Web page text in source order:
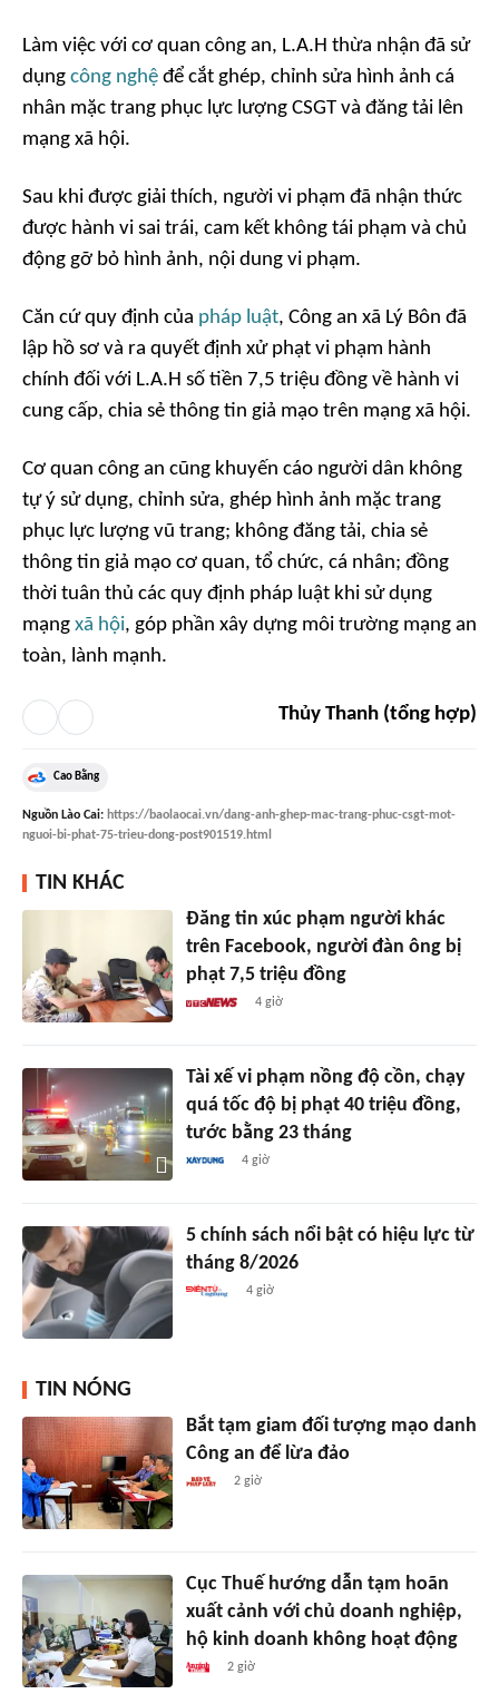
Làm việc với cơ quan công an, L.A.H thừa nhận đã sử
dụng công nghệ để cắt ghép, chỉnh sửa hình ảnh cá
nhân mặc trang phục lực lượng CSGT và đăng tải lên
mạng xã hội.
Sau khi được giải thích, người vi phạm đã nhận thức
được hành vi sai trái, cam kết không tái phạm và chủ
động gỡ bỏ hình ảnh, nội dung vi phạm.
Căn cứ quy định của pháp luật, Công an xã Lý Bôn đã
lập hồ sơ và ra quyết định xử phạt vi phạm hành
chính đối với L.A.H số tiền 7,5 triệu đồng về hành vi
cung cấp, chia sẻ thông tin giả mạo trên mạng xã hội.
Cơ quan công an cũng khuyến cáo người dân không
tự ý sử dụng, chỉnh sửa, ghép hình ảnh mặc trang
phục lực lượng vũ trang; không đăng tải, chia sẻ
thông tin giả mạo cơ quan, tổ chức, cá nhân; đồng
thời tuân thủ các quy định pháp luật khi sử dụng
mạng xã hội, góp phần xây dựng môi trường mạng an
toàn, lành mạnh.
Thủy Thanh (tổng hợp)
Cao Bằng
Nguồn Lào Cai: https://baolaocai.vn/dang-anh-ghep-mac-trang-phuc-csgt-mot-
nguoi-bi-phat-75-trieu-dong-post901519.html
TIN KHÁC
Đăng tin xúc phạm người khác
trên Facebook, người đàn ông bị
phạt 7,5 triệu đồng
4 giờ
Tài xế vi phạm nồng độ cồn, chạy
quá tốc độ bị phạt 40 triệu đồng,
tước bằng 23 tháng
4 giờ
5 chính sách nổi bật có hiệu lực từ
tháng 8/2026
4 giờ
TIN NÓNG
Bắt tạm giam đối tượng mạo danh
Công an để lừa đảo
2 giờ
Cục Thuế hướng dẫn tạm hoãn
xuất cảnh với chủ doanh nghiệp,
hộ kinh doanh không hoạt động
2 giờ